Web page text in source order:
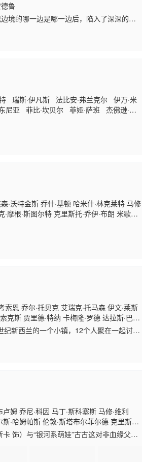
鲁
境的哪一边是哪一边后，陷入了深深的迷
，他们的孤立慢慢让位于一场深不可测的
瑞斯·伊凡斯 法比安·弗兰克尔 伊万·米
尼亚 菲比·坎贝尔 菲娅·萨班 杰佛逊·豪
·埃贾万 弗莱迪·福克斯 克林顿·利伯蒂
福勒 乔普林·西伯顿 巴里·斯
·沃特金斯 乔什·基顿 哈米什·林克莱特 马修
摩根·斯图尔特 克里斯托·乔伊·布朗 米歇尔
索恩 乔尔·托贝克 艾瑞克·托马森 伊文·莱斯
克斯 贾里德·特纳 卡梅隆·罗德 达拉斯·巴内
雷福德 尼克·桑普森 约翰·凯伦 马克·米钦
新西兰的一个小镇，12个人聚在一起讨论
合在一起，构成了一个交织着联合与背
姆 乔尼·科因 马丁·斯科塞斯 马修·维利
·哈姆帕斯 伦敦·斯塔布尔菲尔德 克里斯托
饰）与“银河系萌娃”古古这对非血缘父子
战力屡屡从围堵中突围；看似弱小的原力